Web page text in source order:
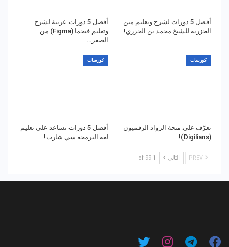
أفضل 5 دورات لشرح وتعليم متن
الجزرية للشيخ محمد بن الجزري!
أفضل 5 دورات عربية لشرح
وتعليم فيجما (Figma) من
الصفر…
كورسات
تعرَّف على منحة الرواد الرقميون
(Digilians)!
كورسات
أفضل 5 دورات تساعد على تعليم
لغة البرمجة سي شارب!
التالي 1 of 99